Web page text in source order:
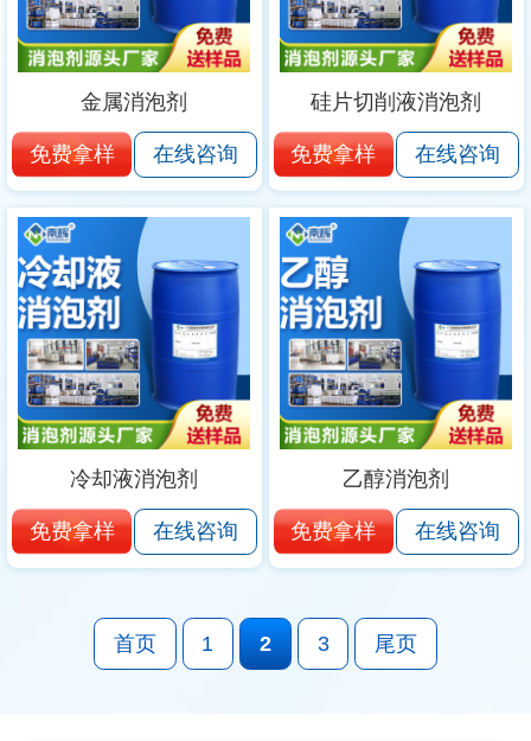
金属消泡剂
免费拿样 在线咨询
硅片切削液消泡剂
免费拿样 在线咨询
冷却液消泡剂
免费拿样 在线咨询
乙醇消泡剂
免费拿样 在线咨询
首页 1 2 3 尾页